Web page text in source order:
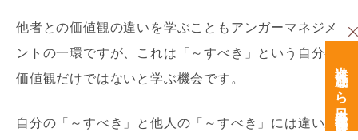
他者との価値観の違いを学ぶこともアンガーマネジメ
ントの一環ですが、これは「～すべき」という自分の
価値観だけではないと学ぶ機会です。
自分の「～すべき」と他人の「～すべき」には違いが
次世代育成なら日本経営開発研究所